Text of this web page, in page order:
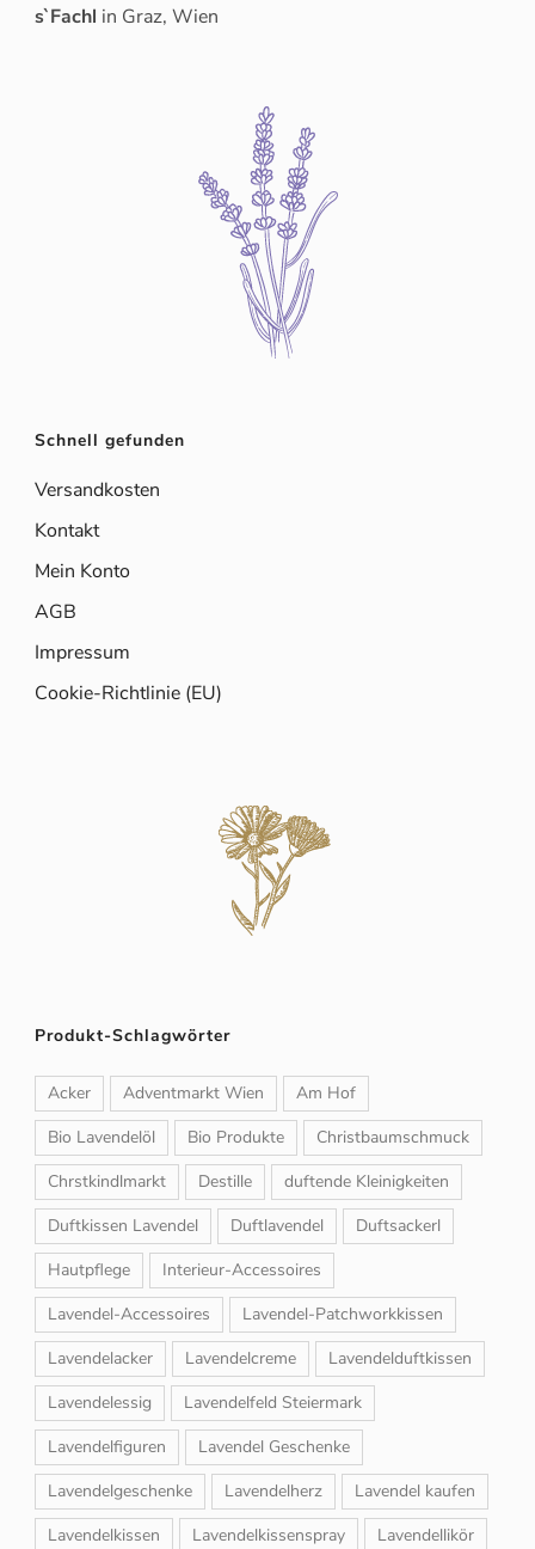
s`Fachl in Graz, Wien
Schnell gefunden
Versandkosten
Kontakt
Mein Konto
AGB
Impressum
Cookie-Richtlinie (EU)
Produkt-Schlagwörter
Acker Adventmarkt Wien
Am Hof
Bio Lavendelöl
Bio Produkte
Christbaumschmuck
Chrstkindlmarkt
Destille
duftende Kleinigkeiten
Duftkissen Lavendel
Duftlavendel
Duftsackerl
Hautpflege
Interieur-Accessoires
Lavendel-Accessoires
Lavendel-Patchworkkissen
Lavendelacker
Lavendelcreme
Lavendelduftkissen
Lavendelessig
Lavendelfeld Steiermark
Lavendelfiguren
Lavendel Geschenke
Lavendelgeschenke
Lavendelherz
Lavendel kaufen
Lavendelkissen
Lavendelkissenspray Lavendellikör